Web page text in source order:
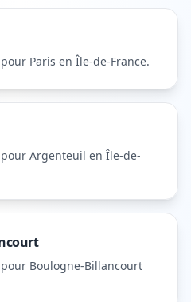
Paris en Île-de-France.
Argenteuil en Île-de-
Boulogne-Billancourt